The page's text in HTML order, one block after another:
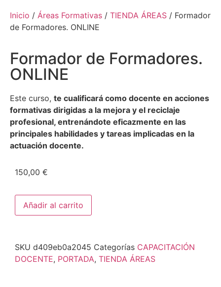
Inicio / Áreas Formativas / TIENDA ÁREAS / Formador
de Formadores. ONLINE
Formador de Formadores.
ONLINE
Este curso, te cualificará como docente en acciones
formativas dirigidas a la mejora y el reciclaje
profesional, entrenándote eficazmente en las
principales habilidades y tareas implicadas en la
actuación docente.
150,00 €
Añadir al carrito
SKU d409eb0a2045 Categorías CAPACITACIÓN
DOCENTE, PORTADA, TIENDA ÁREAS